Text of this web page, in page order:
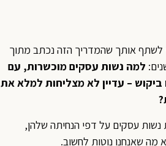
לשתף אותך שהמדריך הזה נכתב מתוך
למה נשות עסקים מוכשרות, עם
– עדיין לא מצליחות למלא את
עסקים על דפי הנחיתה שלהן,
מה שאנחנו נוטות לחשוב.